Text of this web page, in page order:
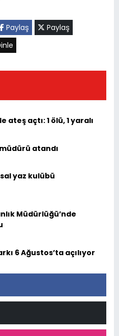
Paylaş
Paylaş
açtı: 1 ölü, 1 yaralı
atandı
yaz kulübü
Müdürlüğü’nde
6 Ağustos’ta açılıyor